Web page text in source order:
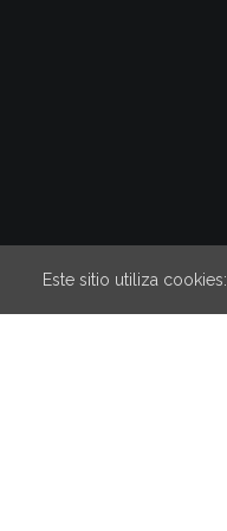
Este sitio utiliza cookies: